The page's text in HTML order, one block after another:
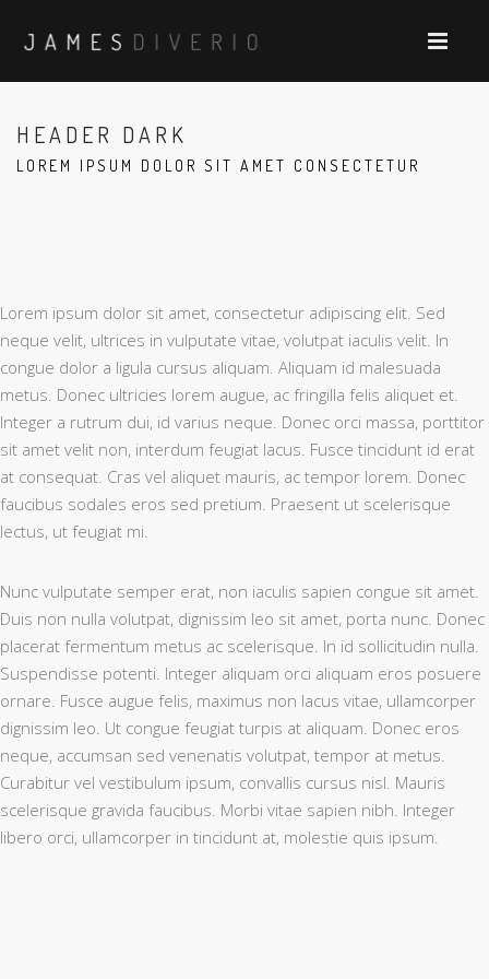
HEADER DARK
LOREM IPSUM DOLOR SIT AMET CONSECTETUR
Lorem ipsum dolor sit amet, consectetur adipiscing elit. Sed
neque velit, ultrices in vulputate vitae, volutpat iaculis velit. In
congue dolor a ligula cursus aliquam. Aliquam id malesuada
metus. Donec ultricies lorem augue, ac fringilla felis aliquet et.
Integer a rutrum dui, id varius neque. Donec orci massa, porttitor
sit amet velit non, interdum feugiat lacus. Fusce tincidunt id erat
at consequat. Cras vel aliquet mauris, ac tempor lorem. Donec
faucibus sodales eros sed pretium. Praesent ut scelerisque
lectus, ut feugiat mi.
Nunc vulputate semper erat, non iaculis sapien congue sit amet.
Duis non nulla volutpat, dignissim leo sit amet, porta nunc. Donec
placerat fermentum metus ac scelerisque. In id sollicitudin nulla.
Suspendisse potenti. Integer aliquam orci aliquam eros posuere
ornare. Fusce augue felis, maximus non lacus vitae, ullamcorper
dignissim leo. Ut congue feugiat turpis at aliquam. Donec eros
neque, accumsan sed venenatis volutpat, tempor at metus.
Curabitur vel vestibulum ipsum, convallis cursus nisl. Mauris
scelerisque gravida faucibus. Morbi vitae sapien nibh. Integer
libero orci, ullamcorper in tincidunt at, molestie quis ipsum.